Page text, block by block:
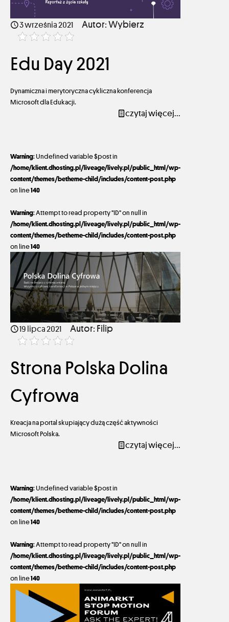
3 września 2021 Autor: Wybierz
Edu Day 2021
Dynamiczna i merytoryczna cykliczna konferencja
Microsoft dla Edukacji.
czytaj więcej...
Warning: Undefined variable $post in
/home/klient.dhosting.pl/liveage/lively.pl/public_html/wp-
content/themes/betheme-child/includes/content-post.php
on line140
Warning: Attempt to read property "ID" on null in
/home/klient.dhosting.pl/liveage/lively.pl/public_html/wp-
content/themes/betheme-child/includes/content-post.php
on line140
19 lipca 2021
19 lipca 2021 Autor: Filip
Strona Polska Dolina
Cyfrowa
Kreacja na portal skupiający dużą część aktywności
Microsoft Polska.
czytaj więcej...
Warning: Undefined variable $post in
/home/klient.dhosting.pl/liveage/lively.pl/public_html/wp-
content/themes/betheme-child/includes/content-post.php
on line140
Warning: Attempt to read property "ID" on null in
/home/klient.dhosting.pl/liveage/lively.pl/public_html/wp-
content/themes/betheme-child/includes/content-post.php
on line140
19 lipca 2021